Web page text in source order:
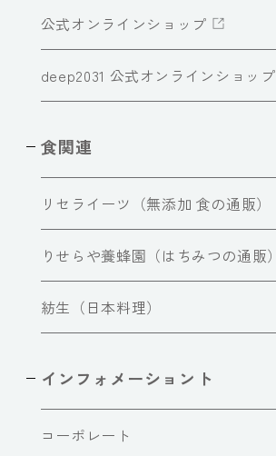
公式オンラインショップ
deep2031 公式オンラインショップ
食関連
リセライーツ（無添加 食の通販）
りせらや養蜂園（はちみつの通販）
紡生（日本料理）
インフォメーショント
コーポレート